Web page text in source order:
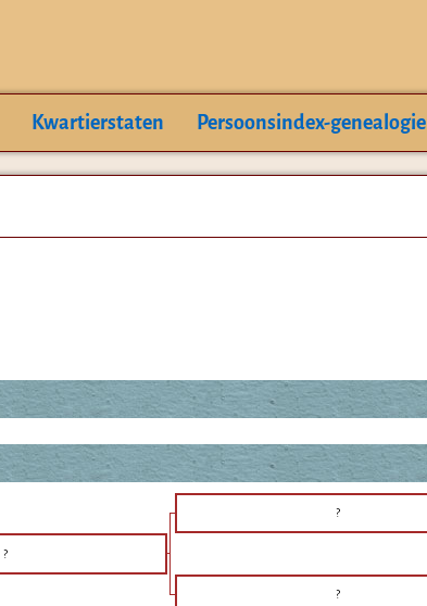
Kwartierstaten Persoonsindex-genealogie
?
?
?